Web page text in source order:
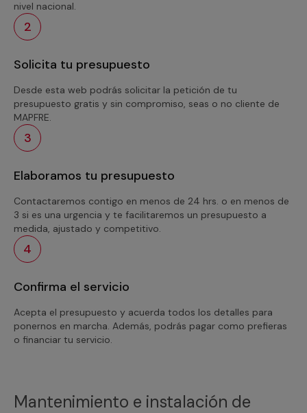
nivel nacional.
2
Solicita tu presupuesto
Desde esta web podrás solicitar la petición de tu
presupuesto gratis y sin compromiso, seas o no cliente de
MAPFRE.
3
Elaboramos tu presupuesto
Contactaremos contigo en menos de 24 hrs. o en menos de
3 si es una urgencia y te facilitaremos un presupuesto a
medida, ajustado y competitivo.
4
Confirma el servicio
Acepta el presupuesto y acuerda todos los detalles para
ponernos en marcha. Además, podrás pagar como prefieras
o financiar tu servicio.
Mantenimiento e instalación de